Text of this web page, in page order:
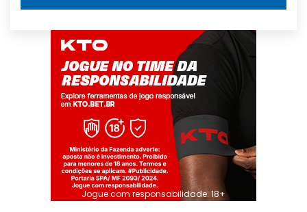
Jogue com responsabilidade. 18+